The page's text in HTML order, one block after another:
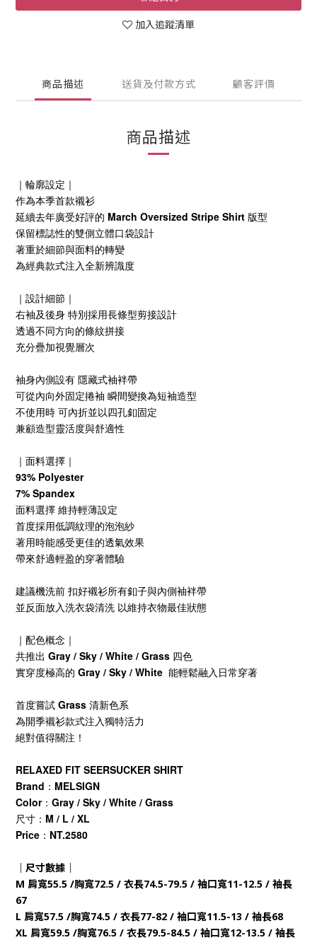
加入追蹤清單
商品描述 送貨及付款方式 顧客評價
商品描述
｜輪廓設定｜
作為本季首款襯衫
延續去年廣受好評的 March Oversized Stripe Shirt 版型
保留標誌性的雙側立體口袋設計
著重於細節與面料的轉變
為經典款式注入全新辨識度
｜設計細節｜
右袖及後身 特別採用長條型剪接設計
透過不同方向的條紋拼接
充分疊加視覺層次
袖身內側設有 隱藏式袖袢帶
可從內向外固定捲袖 瞬間變換為短袖造型
不使用時 可內折並以四孔釦固定
兼顧造型靈活度與舒適性
｜面料選擇｜
93% Polyester
7% Spandex
面料選擇 維持輕薄設定
首度採用低調紋理的泡泡紗
著用時能感受更佳的透氣效果
帶來舒適輕盈的穿著體驗
建議機洗前 扣好襯衫所有釦子與內側袖袢帶
並反面放入洗衣袋清洗 以維持衣物最佳狀態
｜配色概念｜
共推出 Gray / Sky / White / Grass 四色
實穿度極高的 Gray / Sky / White 能輕鬆融入日常穿著
首度嘗試 Grass 清新色系
為開季襯衫款式注入獨特活力
絕對值得關注！
RELAXED FIT SEERSUCKER SHIRT
Brand：MELSIGN
Color：Gray / Sky / White / Grass
尺寸：M / L / XL
Price：NT.2580
｜尺寸數據｜
M 肩寬55.5 /胸寬72.5 / 衣長74.5-79.5 / 袖口寬11-12.5 / 袖長
67
L 肩寬57.5 /胸寬74.5 / 衣長77-82 / 袖口寬11.5-13 / 袖長68
XL 肩寬59.5 /胸寬76.5 / 衣長79.5-84.5 / 袖口寬12-13.5 / 袖長